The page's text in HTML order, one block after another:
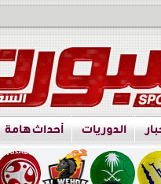
الدوريات أحداث هامة